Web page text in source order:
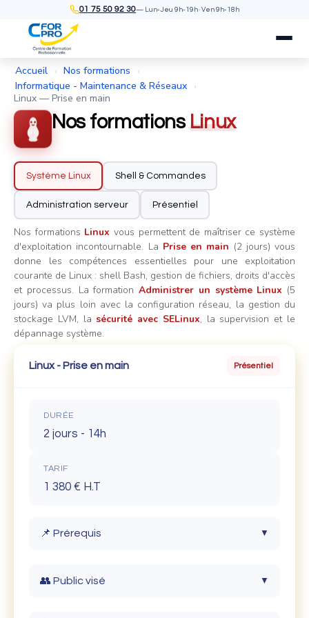
01 75 50 92 30— Lun-Jeu 9h-19h · Ven 9h-18h
Accueil › Nos formations ›
Informatique - Maintenance & Réseaux ›
Linux — Prise en main
Nos formations Linux
Système Linux Shell & Commandes
Administration serveur Présentiel
Nos formations Linux vous permettent de maîtriser ce système
d'exploitation incontournable. La Prise en main (2 jours) vous
donne les compétences essentielles pour une exploitation
courante de Linux : shell Bash, gestion de fichiers, droits d'accès
et processus. La formation Administrer un système Linux (5
jours) va plus loin avec la configuration réseau, la gestion du
stockage LVM, lasécurité avec SELinux, la supervision et le
dépannage système.
Linux - Prise en main Présentiel
DURÉE
2 jours - 14h
TARIF
1 380 € H.T
📌 Prérequis ▼
Les participants doivent être familiarisés avec
👥 Public visé ▼